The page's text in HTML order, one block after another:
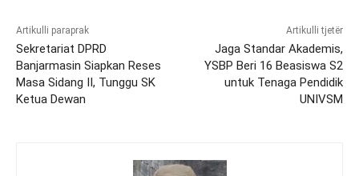
Artikulli paraprak
Sekretariat DPRD
Banjarmasin Siapkan Reses
Masa Sidang II, Tunggu SK
Ketua Dewan
Artikulli tjetër
Jaga Standar Akademis,
YSBP Beri 16 Beasiswa S2
untuk Tenaga Pendidik
UNIVSM